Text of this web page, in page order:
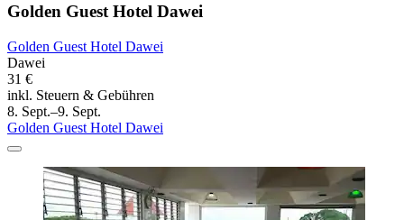
Golden Guest Hotel Dawei
Golden Guest Hotel Dawei
Dawei
31 €
inkl. Steuern & Gebühren
8. Sept.–9. Sept.
Golden Guest Hotel Dawei